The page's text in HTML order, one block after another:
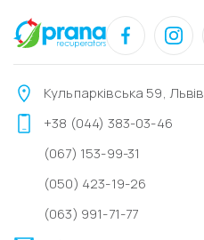
Кульпарківська 59, Львів
+38 (044) 383-03-46
(067) 153-99-31
(050) 423-19-26
(063) 991-71-77